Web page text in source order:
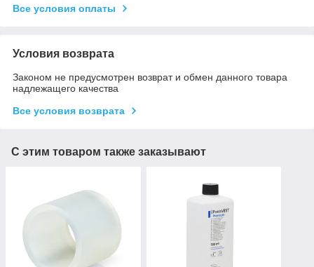
Все условия оплаты
Условия возврата
Законом не предусмотрен возврат и обмен данного товара
надлежащего качества
Все условия возврата
С этим товаром также заказывают